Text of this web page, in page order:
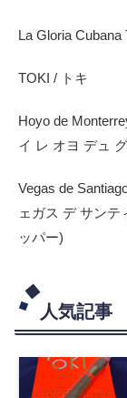
La Gloria
TOKI / トキ
Hoyo de
イ レ オヨ デュ
Vegas de
ェガス デ サンテ
ッパー)
人気記事